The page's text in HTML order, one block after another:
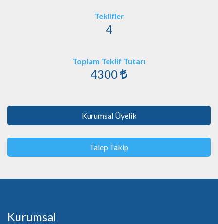
Teklifler
4
Toplam Teklif Tutarı
4300
Kurumsal Üyelik
Talep Takip
Kurumsal